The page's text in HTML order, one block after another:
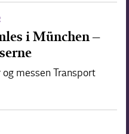
i München –
messen Transport